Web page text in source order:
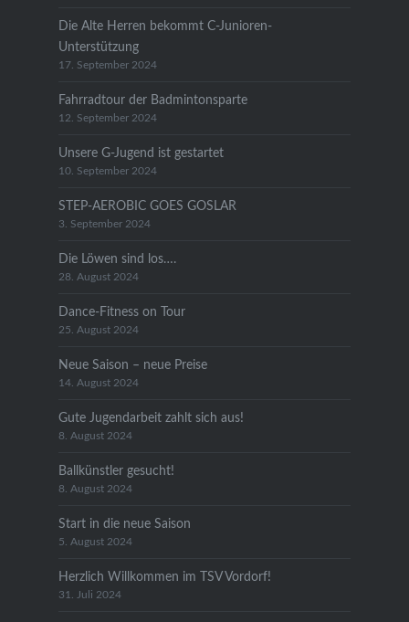
Die Alte Herren bekommt C-Junioren-
Unterstützung
17. September 2024
Fahrradtour der Badmintonsparte
12. September 2024
Unsere G-Jugend ist gestartet
10. September 2024
STEP-AEROBIC GOES GOSLAR
3. September 2024
Die Löwen sind los….
28. August 2024
Dance-Fitness on Tour
25. August 2024
Neue Saison – neue Preise
14. August 2024
Gute Jugendarbeit zahlt sich aus!
8. August 2024
Ballkünstler gesucht!
8. August 2024
Start in die neue Saison
5. August 2024
Herzlich Willkommen im TSV Vordorf!
31. Juli 2024